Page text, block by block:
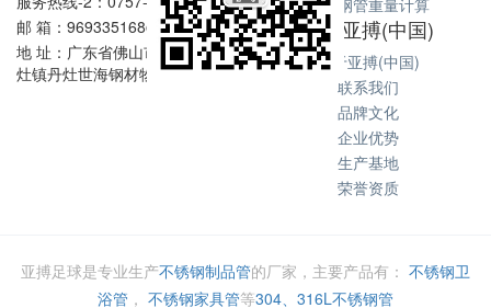
邮 箱：969335168@qq.com
地 址：广东省佛山市南海区丹
灶镇丹灶世海钢材物流中心
不锈钢管重量计算
关于亚搏(中国)
关于亚搏(中国)
联系我们
品牌文化
企业优势
生产基地
荣誉资质
亚搏足球是专业生产不锈钢制品管的厂家，主要产品有： 不锈钢卫
浴管 ， 不锈钢家具管等304、316L不锈钢管